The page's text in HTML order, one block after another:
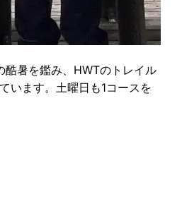
酷暑を鑑み、HWTのトレイル
います。土曜日も1コースを